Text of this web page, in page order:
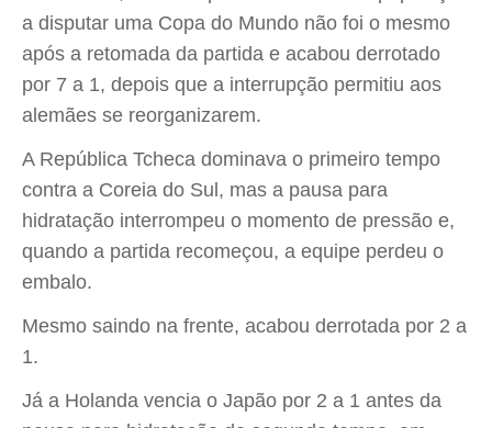
a disputar uma Copa do Mundo não foi o mesmo
após a retomada da partida e acabou derrotado
por 7 a 1, depois que a interrupção permitiu aos
alemães se reorganizarem.
A República Tcheca dominava o primeiro tempo
contra a Coreia do Sul, mas a pausa para
hidratação interrompeu o momento de pressão e,
quando a partida recomeçou, a equipe perdeu o
embalo.
Mesmo saindo na frente, acabou derrotada por 2 a
1.
Já a Holanda vencia o Japão por 2 a 1 antes da